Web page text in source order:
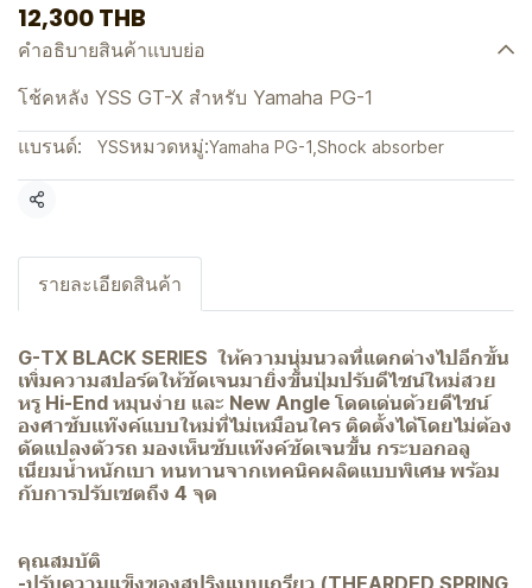
12,300 THB
คำอธิบายสินค้าแบบย่อ
โช้คหลัง YSS GT-X สำหรับ Yamaha PG-1
แบรนด์: YSSหมวดหมู่:Yamaha PG-1 Shock absorber
แชร์
รายละเอียดสินค้า
G-TX BLACK SERIES ให้ความนุ่มนวลที่แตกต่างไปอีกขั้น
เพิ่มความสปอร์ตให้ชัดเจนมายิ่งขึ้นปุ่มปรับดีไซน์ใหม่สวย
หรู Hi-End หมุนง่าย และ New Angle โดดเด่นด้วยดีไซน์
องศาซับเเท๊งค์แบบใหม่ที่ไม่เหมือนใคร ติดตั้งได้โดยไม่ต้อง
ดัดแปลงตัวรถ มองเห็นซับเเท๊งค์ชัดเจนขึ้น กระบอกอลู
เนียมน้ำหนักเบา ทนทานจากเทคนิคผลิตแบบพิเศษ พร้อม
กับการปรับเซตถึง 4 จุด
คุณสมบัติ
-ปรับความแข็งของสปริงแบบเกรียว (THEARDED SPRING